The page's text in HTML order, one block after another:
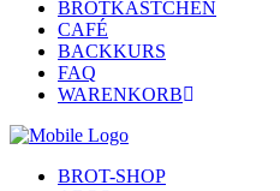
BROTKÄSTCHEN
CAFÉ
BACKKURS
FAQ
WARENKORB
BROT-SHOP